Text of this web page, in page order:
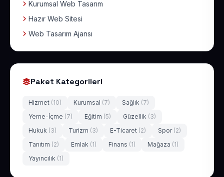
Kurumsal Web Tasarım
Hazır Web Sitesi
Web Tasarım Ajansı
Paket Kategorileri
Hizmet (10) Kurumsal (7) Sağlık (7)
Yeme-İçme (7) Eğitim (5) Güzellik (3)
Hukuk (3) Turizm (3) E-Ticaret (2) Spor (2)
Tanıtım (2) Emlak (1) Finans (1) Mağaza (1)
Yayıncılık (1)